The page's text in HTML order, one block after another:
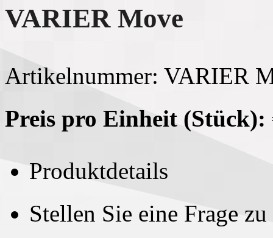
VARIER Move
Artikelnummer: VARIER
Preis pro Einheit (Stück):
Produktdetails
Stellen Sie eine Frage